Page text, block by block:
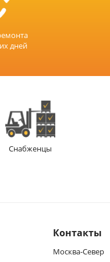
дней
Снабженцы
Контакты
Москва-Север